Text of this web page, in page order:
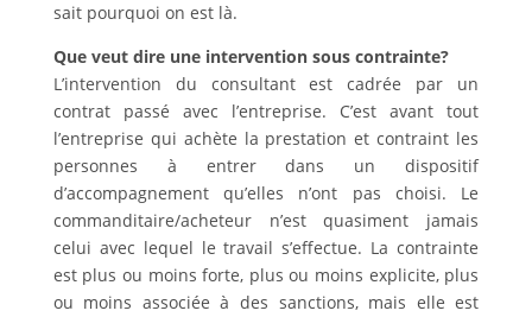
sait pourquoi on est là.
Que veut dire une intervention sous contrainte?
L’intervention du consultant est cadrée par un
contrat passé avec l’entreprise. C’est avant tout
l’entreprise qui achète la prestation et contraint les
personnes à entrer dans un dispositif
d’accompagnement qu’elles n’ont pas choisi. Le
commanditaire/acheteur n’est quasiment jamais
celui avec lequel le travail s’effectue. La contrainte
est plus ou moins forte, plus ou moins explicite, plus
ou moins associée à des sanctions, mais elle est